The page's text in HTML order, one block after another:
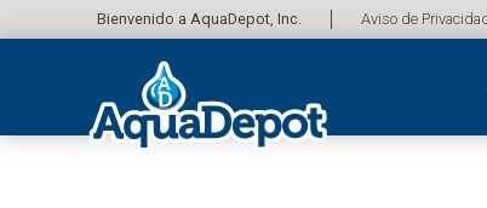
Bienvenido a AquaDepot, Inc. Aviso de